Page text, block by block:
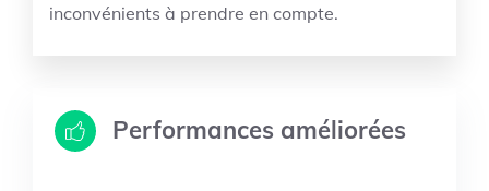
inconvénients à prendre en compte.
Performances améliorées